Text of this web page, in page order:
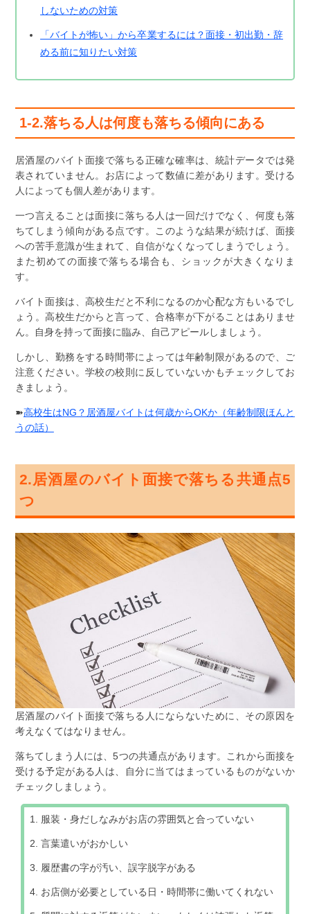
しないための対策
「バイトが怖い」から卒業するには？面接・初出勤・辞
める前に知りたい対策
1-2.落ちる人は何度も落ちる傾向にある
居酒屋のバイト面接で落ちる正確な確率は、統計データでは発
表されていません。お店によって数値に差があります。受ける
人によっても個人差があります。
一つ言えることは面接に落ちる人は一回だけでなく、何度も落
ちてしまう傾向がある点です。このような結果が続けば、面接
への苦手意識が生まれて、自信がなくなってしまうでしょう。
また初めての面接で落ちる場合も、ショックが大きくなりま
す。
バイト面接は、高校生だと不利になるのか心配な方もいるでし
ょう。高校生だからと言って、合格率が下がることはありませ
ん。自身を持って面接に臨み、自己アピールしましょう。
しかし、勤務をする時間帯によっては年齢制限があるので、ご
注意ください。学校の校則に反していないかもチェックしてお
きましょう。
➽高校生はNG？居酒屋バイトは何歳からOKか（年齢制限ほんと
うの話）
2.居酒屋のバイト面接で落ちる共通点5
つ
居酒屋のバイト面接で落ちる人にならないために、その原因を
考えなくてはなりません。
落ちてしまう人には、5つの共通点があります。これから面接を
受ける予定がある人は、自分に当てはまっているものがないか
チェックしましょう。
服装・身だしなみがお店の雰囲気と合っていない
言葉遣いがおかしい
履歴書の字が汚い、誤字脱字がある
お店側が必要としている日・時間帯に働いてくれない